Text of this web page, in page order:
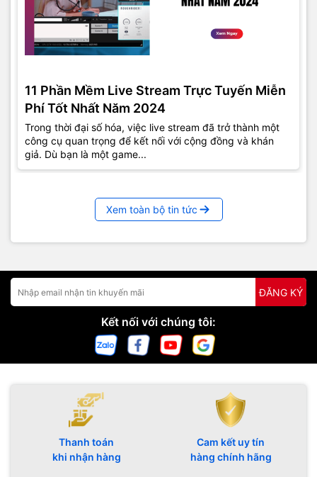
11 Phần Mềm Live Stream Trực Tuyến Miễn
Phí Tốt Nhất Năm 2024
Trong thời đại số hóa, việc live stream đã trở thành một
công cụ quan trọng để kết nối với cộng đồng và khán
giả. Dù bạn là một game...
Xem toàn bộ tin tức
ĐĂNG KÝ
Kết nối với chúng tôi:
Thanh toán
khi nhận hàng
Cam kết uy tín
hàng chính hãng